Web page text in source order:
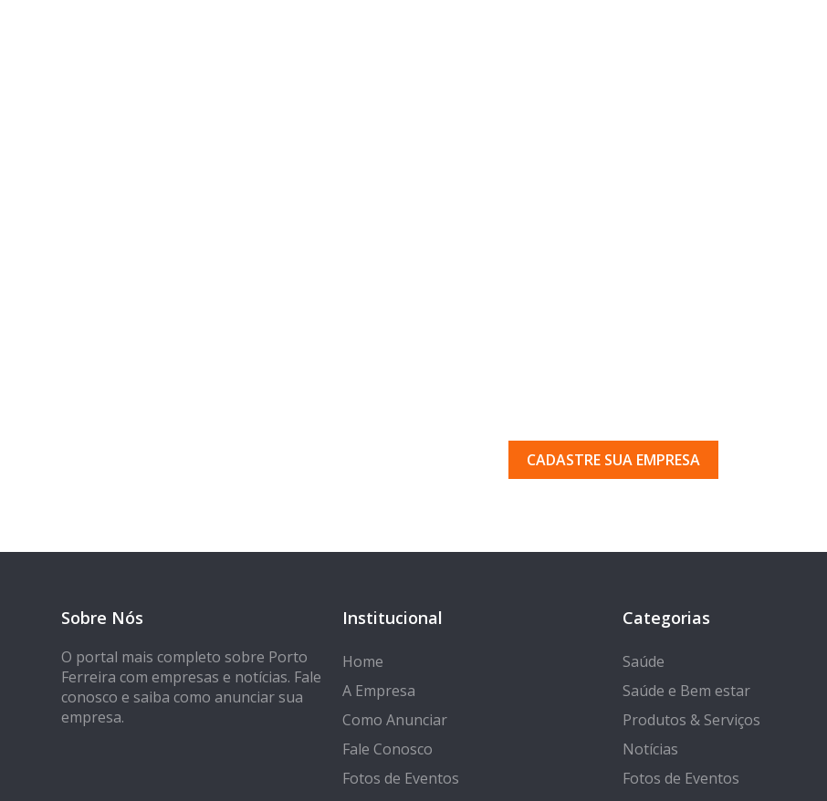
CADASTRE SUA EMPRESA
Sobre Nós
O portal mais completo sobre Porto
Ferreira com empresas e notícias. Fale
conosco e saiba como anunciar sua
empresa.
Institucional
Home
A Empresa
Como Anunciar
Fale Conosco
Fotos de Eventos
Categorias
Saúde
Saúde e Bem estar
Produtos & Serviços
Notícias
Fotos de Eventos